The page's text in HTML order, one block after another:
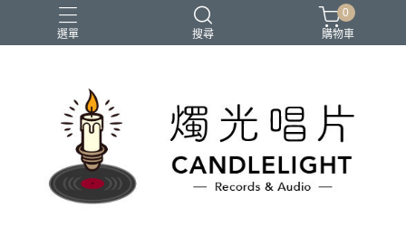
選單 搜尋
2026大港開唱 聖誕節 鏈鋸人蕾潔篇 黑潮好針
0
購物車